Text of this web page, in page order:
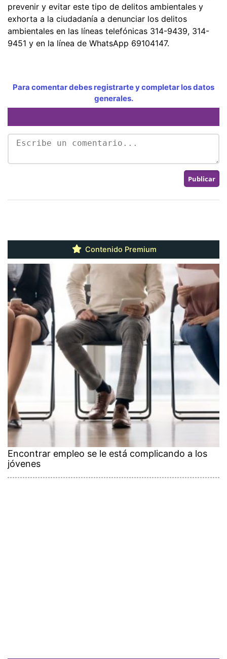
prevenir y evitar este tipo de delitos ambientales y
exhorta a la ciudadanía a denunciar los delitos
ambientales en las líneas telefónicas 314-9439, 314-
9451 y en la línea de WhatsApp 69104147.
Para comentar debes registrarte y completar los datos
generales.
Contenido Premium
Encontrar empleo se le está complicando a los
jóvenes